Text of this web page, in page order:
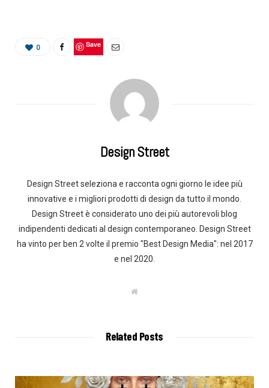
0 Save
Design Street
Design Street seleziona e racconta ogni giorno le idee più
innovative e i migliori prodotti di design da tutto il mondo.
Design Street è considerato uno dei più autorevoli blog
indipendenti dedicati al design contemporaneo. Design Street
ha vinto per ben 2 volte il premio "Best Design Media": nel 2017
e nel 2020.
W
Related Posts